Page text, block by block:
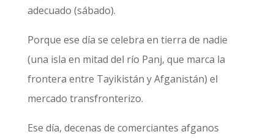
adecuado (sábado).
Porque ese día se celebra en tierra de nadie
(una isla en mitad del río Panj, que marca la
frontera entre Tayikistán y Afganistán) el
mercado transfronterizo.
Ese día, decenas de comerciantes afganos